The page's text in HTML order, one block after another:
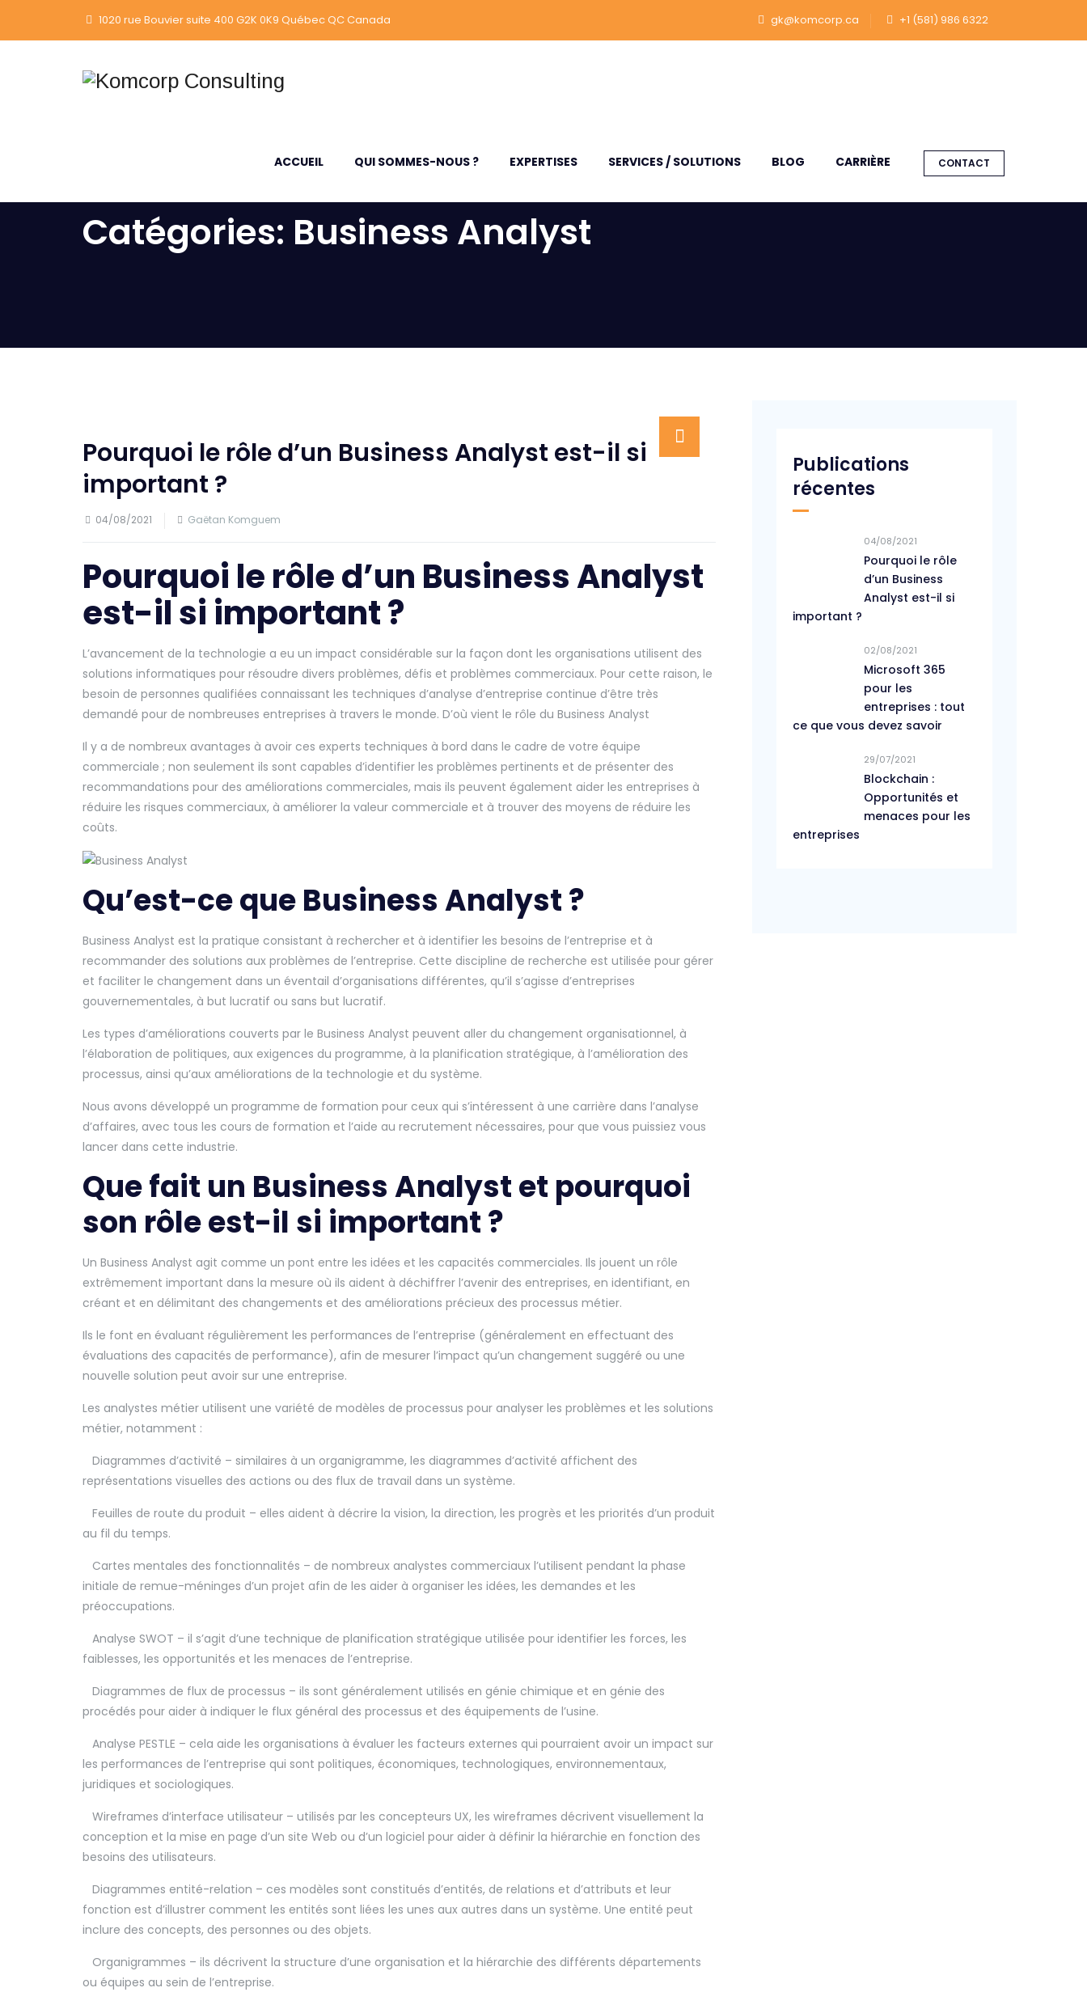
1020 rue Bouvier suite 400 G2K 0K9 Québec QC Canada gk@komcorp.ca +1 (581) 986 6322
CONTACT
ACCUEIL QUI SOMMES-NOUS ? EXPERTISES SERVICES / SOLUTIONS BLOG CARRIÈRE
Catégories: Business Analyst
Pourquoi le rôle d’un Business Analyst est-il si
important ?
04/08/2021 Gaëtan Komguem
Pourquoi le rôle d’un Business Analyst
est-il si important ?
L’avancement de la technologie a eu un impact considérable sur la façon dont les organisations utilisent des
solutions informatiques pour résoudre divers problèmes, défis et problèmes commerciaux. Pour cette raison, le
besoin de personnes qualifiées connaissant les techniques d’analyse d’entreprise continue d’être très
demandé pour de nombreuses entreprises à travers le monde. D’où vient le rôle du Business Analyst
Il y a de nombreux avantages à avoir ces experts techniques à bord dans le cadre de votre équipe
commerciale ; non seulement ils sont capables d’identifier les problèmes pertinents et de présenter des
recommandations pour des améliorations commerciales, mais ils peuvent également aider les entreprises à
réduire les risques commerciaux, à améliorer la valeur commerciale et à trouver des moyens de réduire les
coûts.
Qu’est-ce que Business Analyst ?
Business Analyst est la pratique consistant à rechercher et à identifier les besoins de l’entreprise et à
recommander des solutions aux problèmes de l’entreprise. Cette discipline de recherche est utilisée pour gérer
et faciliter le changement dans un éventail d’organisations différentes, qu’il s’agisse d’entreprises
gouvernementales, à but lucratif ou sans but lucratif.
Les types d’améliorations couverts par le Business Analyst peuvent aller du changement organisationnel, à
l’élaboration de politiques, aux exigences du programme, à la planification stratégique, à l’amélioration des
processus, ainsi qu’aux améliorations de la technologie et du système.
Nous avons développé un programme de formation pour ceux qui s’intéressent à une carrière dans l’analyse
d’affaires, avec tous les cours de formation et l’aide au recrutement nécessaires, pour que vous puissiez vous
lancer dans cette industrie.
Que fait un Business Analyst et pourquoi
son rôle est-il si important ?
Un Business Analyst agit comme un pont entre les idées et les capacités commerciales. Ils jouent un rôle
extrêmement important dans la mesure où ils aident à déchiffrer l’avenir des entreprises, en identifiant, en
créant et en délimitant des changements et des améliorations précieux des processus métier.
Ils le font en évaluant régulièrement les performances de l’entreprise (généralement en effectuant des
évaluations des capacités de performance), afin de mesurer l’impact qu’un changement suggéré ou une
nouvelle solution peut avoir sur une entreprise.
Les analystes métier utilisent une variété de modèles de processus pour analyser les problèmes et les solutions
métier, notamment :
Diagrammes d’activité – similaires à un organigramme, les diagrammes d’activité affichent des
représentations visuelles des actions ou des flux de travail dans un système.
Feuilles de route du produit – elles aident à décrire la vision, la direction, les progrès et les priorités d’un produit
au fil du temps.
Cartes mentales des fonctionnalités – de nombreux analystes commerciaux l’utilisent pendant la phase
initiale de remue-méninges d’un projet afin de les aider à organiser les idées, les demandes et les
préoccupations.
Analyse SWOT – il s’agit d’une technique de planification stratégique utilisée pour identifier les forces, les
faiblesses, les opportunités et les menaces de l’entreprise.
Diagrammes de flux de processus – ils sont généralement utilisés en génie chimique et en génie des
procédés pour aider à indiquer le flux général des processus et des équipements de l’usine.
Analyse PESTLE – cela aide les organisations à évaluer les facteurs externes qui pourraient avoir un impact sur
les performances de l’entreprise qui sont politiques, économiques, technologiques, environnementaux,
juridiques et sociologiques.
Wireframes d’interface utilisateur – utilisés par les concepteurs UX, les wireframes décrivent visuellement la
conception et la mise en page d’un site Web ou d’un logiciel pour aider à définir la hiérarchie en fonction des
besoins des utilisateurs.
Diagrammes entité-relation – ces modèles sont constitués d’entités, de relations et d’attributs et leur
fonction est d’illustrer comment les entités sont liées les unes aux autres dans un système. Une entité peut
inclure des concepts, des personnes ou des objets.
Organigrammes – ils décrivent la structure d’une organisation et la hiérarchie des différents départements
ou équipes au sein de l’entreprise.
Publications
récentes
04/08/2021
Pourquoi le rôle
d’un Business
Analyst est-il si
important ?
02/08/2021
Microsoft 365
pour les
entreprises : tout
ce que vous devez savoir
29/07/2021
Blockchain :
Opportunités et
menaces pour les
entreprises